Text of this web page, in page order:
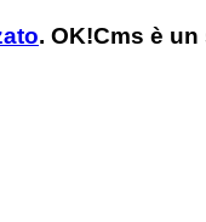
. OK!Cms è